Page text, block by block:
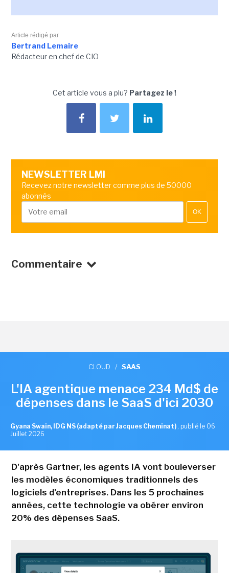
Article rédigé par
Bertrand Lemaire
Rédacteur en chef de CIO
Cet article vous a plu? Partagez le !
NEWSLETTER LMI
Recevez notre newsletter comme plus de 50000
abonnés
OK
Commentaire
CLOUD / SAAS
L'IA agentique menace 234 Md$ de
dépenses dans le SaaS d'ici 2030
Gyana Swain, IDG NS (adapté par Jacques Cheminat) , publié le 06
Juillet 2026
D'après Gartner, les agents IA vont bouleverser
les modèles économiques traditionnels des
logiciels d'entreprises. Dans les 5 prochaines
années, cette technologie va obérer environ
20% des dépenses SaaS.